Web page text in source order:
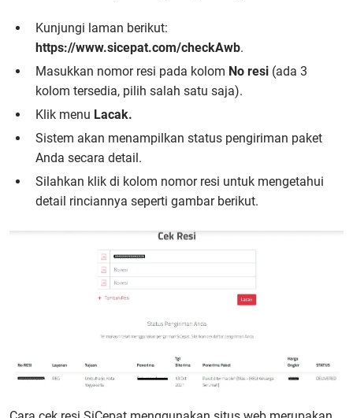
Kunjungi laman berikut:
https://www.sicepat.com/checkAwb.
Masukkan nomor resi pada kolom No resi (ada 3
kolom tersedia, pilih salah satu saja).
Klik menu Lacak.
Sistem akan menampilkan status pengiriman paket
Anda secara detail.
Silahkan klik di kolom nomor resi untuk mengetahui
detail rinciannya seperti gambar berikut.